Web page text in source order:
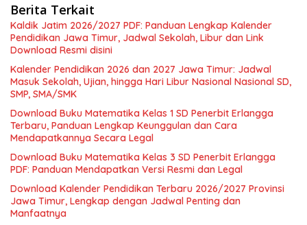
Berita Terkait
Kaldik Jatim 2026/2027 PDF: Panduan Lengkap Kalender
Pendidikan Jawa Timur, Jadwal Sekolah, Libur dan Link
Download Resmi disini
Kalender Pendidikan 2026 dan 2027 Jawa Timur: Jadwal
Masuk Sekolah, Ujian, hingga Hari Libur Nasional Nasional SD,
SMP, SMA/SMK
Download Buku Matematika Kelas 1 SD Penerbit Erlangga
Terbaru, Panduan Lengkap Keunggulan dan Cara
Mendapatkannya Secara Legal
Download Buku Matematika Kelas 3 SD Penerbit Erlangga
PDF: Panduan Mendapatkan Versi Resmi dan Legal
Download Kalender Pendidikan Terbaru 2026/2027 Provinsi
Jawa Timur, Lengkap dengan Jadwal Penting dan
Manfaatnya